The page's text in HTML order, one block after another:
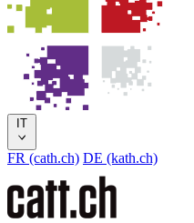
IT
FR (cath.ch) DE (kath.ch)